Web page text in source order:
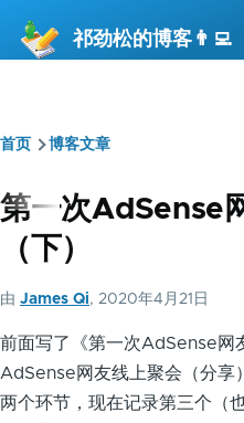
祁劲松的博客👨‍💻
面
包
屑
首页 博客文章
第一次AdSense
（下）
由 James Qi, 2020年4月21日
前面写了《第一次AdSense网
AdSense网友线上聚会（分享
两个环节，现在记录第三个（